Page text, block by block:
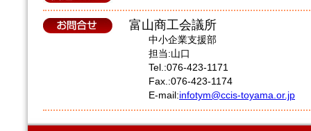
富山商工会議所
中小企業支援部
担当:山口
Tel.:076-423-1171
Fax.:076-423-1174
E-mail:infotym@ccis-toyama.or.jp